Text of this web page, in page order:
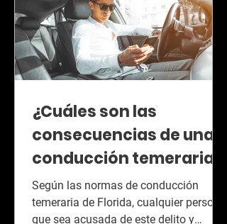
¿Cuáles son las
consecuencias de una
conducción temeraria?
Según las normas de conducción
temeraria de Florida, cualquier persona
que sea acusada de este delito y